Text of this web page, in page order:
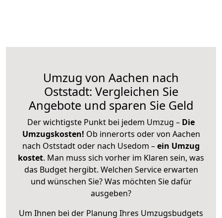
Umzug von Aachen nach
Oststadt: Vergleichen Sie
Angebote und sparen Sie Geld
Der wichtigste Punkt bei jedem Umzug – Die
Umzugskosten! Ob innerorts oder von Aachen
nach Oststadt oder nach Usedom –ein Umzug
kostet. Man muss sich vorher im Klaren sein, was
das Budget hergibt. Welchen Service erwarten
und wünschen Sie? Was möchten Sie dafür
ausgeben?
Um Ihnen bei der Planung Ihres Umzugsbudgets